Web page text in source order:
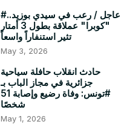
#عاجل / رعب في سيدي بوزيد..
"كوبرا" عملاقة بطول 3 أمتار
تثير استنفاراً واسعاً
May 3, 2026
حادث انقلاب حافلة سياحية
جزائرية في مجاز الباب بـ
#تونس: وفاة رضيع وإصابة 51
شخصًا
May 1, 2026